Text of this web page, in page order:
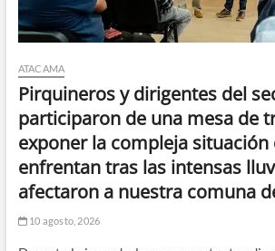
ATACAMA
Pirquineros y dirigentes del
participaron de una mesa de
exponer la compleja situación
enfrentan tras las intensas
afectaron a nuestra comuna
10 agosto, 2026